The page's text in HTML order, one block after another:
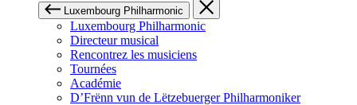
Luxembourg Philharmonic
Luxembourg Philharmonic
Directeur musical
Rencontrez les musiciens
Tournées
Académie
D’Frënn vun de Lëtzebuerger Philharmoniker